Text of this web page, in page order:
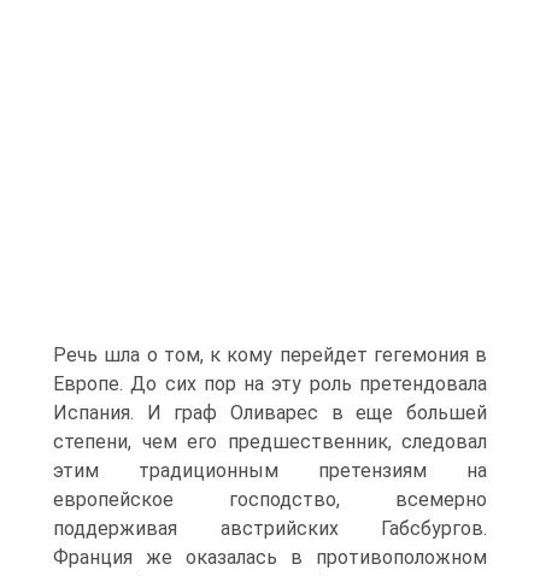
Речь шла о том, к кому перейдет гегемония в
Европе. До сих пор на эту роль претендовала
Испания. И граф Оливарес в еще боль­шей
степени, чем его предшественник, следовал
этим традиционным претензиям на
европейское господст­во, всемерно
поддерживая австрийских Габсбургов.
Франция же оказалась в противоположном